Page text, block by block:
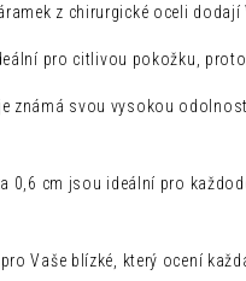
z chirurgické oceli
pro citlivou pokožku,
známá svou vysokou
0,6 cm jsou ideální pro
Vaše blízké, který ocení